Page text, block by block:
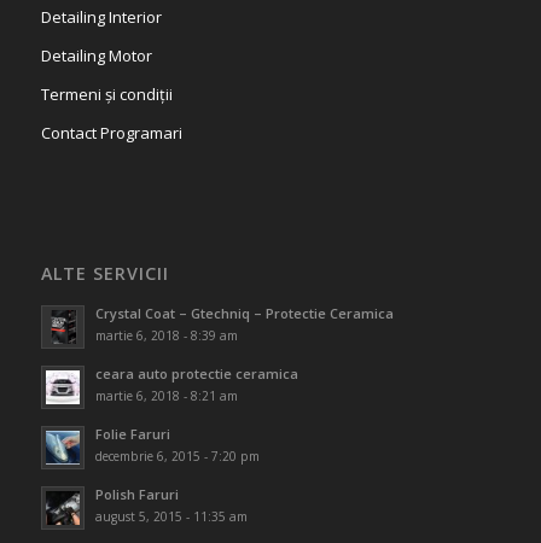
Detailing Interior
Detailing Motor
Termeni și condiții
Contact Programari
ALTE SERVICII
Crystal Coat – Gtechniq – Protectie Ceramica
martie 6, 2018 - 8:39 am
ceara auto protectie ceramica
martie 6, 2018 - 8:21 am
Folie Faruri
decembrie 6, 2015 - 7:20 pm
Polish Faruri
august 5, 2015 - 11:35 am